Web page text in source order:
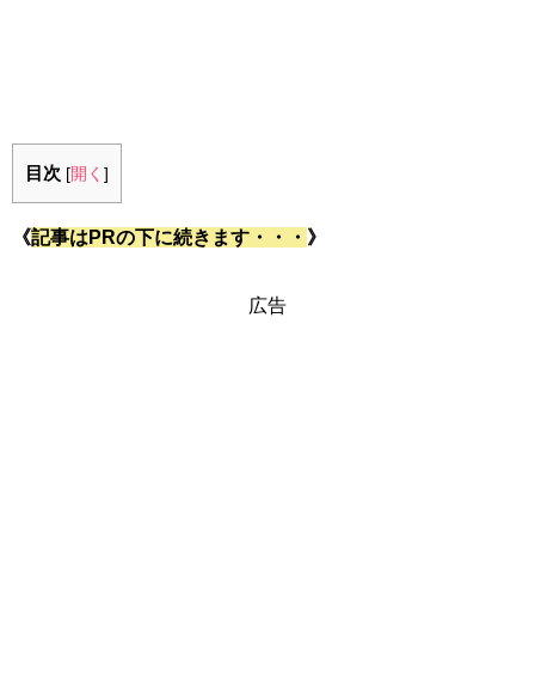
目次 [開く ]
《記事はPRの下に続きます・・・ 》
広告